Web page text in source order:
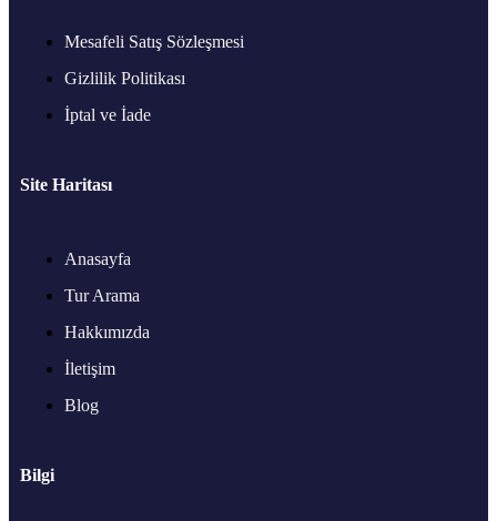
Mesafeli Satış Sözleşmesi
Gizlilik Politikası
İptal ve İade
Site Haritası
Anasayfa
Tur Arama
Hakkımızda
İletişim
Blog
Bilgi